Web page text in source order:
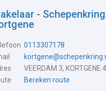
- Schepenkring
0113307178
VEERDAM 3, KORTGENE
Bereken route